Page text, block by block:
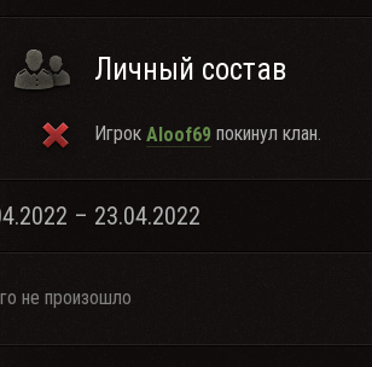
Личный состав
Игрок Aloof69 покинул клан.
– 23.04.2022
не произошло